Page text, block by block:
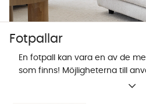
Fotpallar
En fotpall kan vara en av de
som finns! Möjligheterna till
fotpallar är oändliga. Du kan